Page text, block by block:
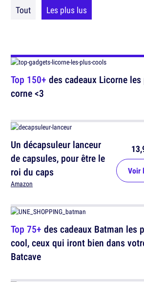
Tout Les plus lus
Top 150+ des cadeaux Licorne
corne <3
Un décapsuleur lanceur
de capsules, pour être le
roi du caps
Amazon
Voir
Top 75+ des cadeaux Batman les
cool, ceux qui iront bien dans
Batcave